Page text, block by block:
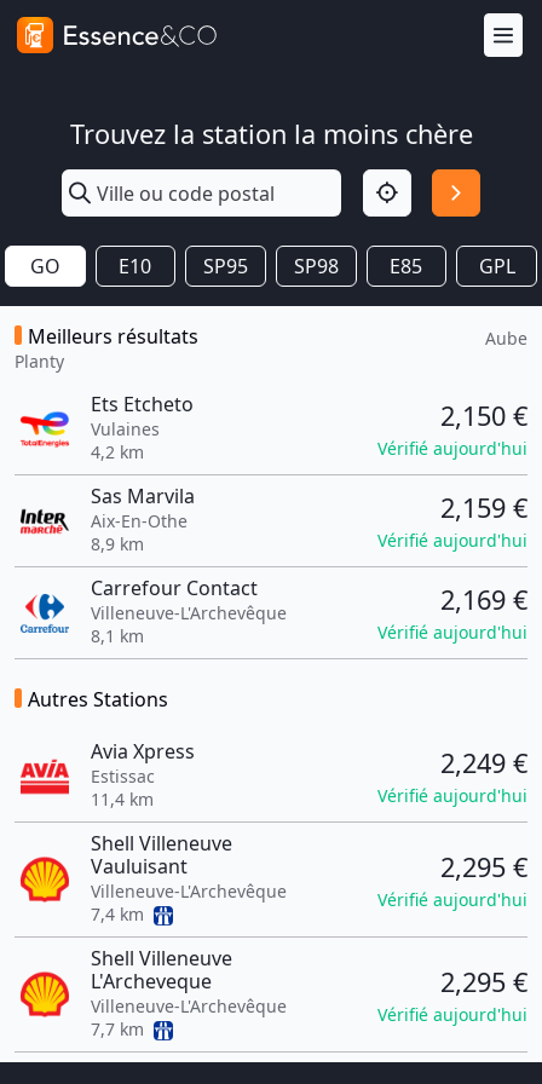
Trouvez la station la moins chère
GO E10 SP95 SP98 E85 GPL
Meilleurs résultats
Planty
Aube
Ets Etcheto
Vulaines
4,2 km
2,150 €
Vérifié aujourd'hui
Sas Marvila
Aix-En-Othe
8,9 km
2,159 €
Vérifié aujourd'hui
Carrefour Contact
Villeneuve-L'Archevêque
8,1 km
2,169 €
Vérifié aujourd'hui
Autres Stations
Avia Xpress
Estissac
11,4 km
2,249 €
Vérifié aujourd'hui
Shell Villeneuve
Vauluisant
Villeneuve-L'Archevêque
7,4 km
2,295 €
Vérifié aujourd'hui
Shell Villeneuve
L'Archeveque
Villeneuve-L'Archevêque
7,7 km
2,295 €
Vérifié aujourd'hui